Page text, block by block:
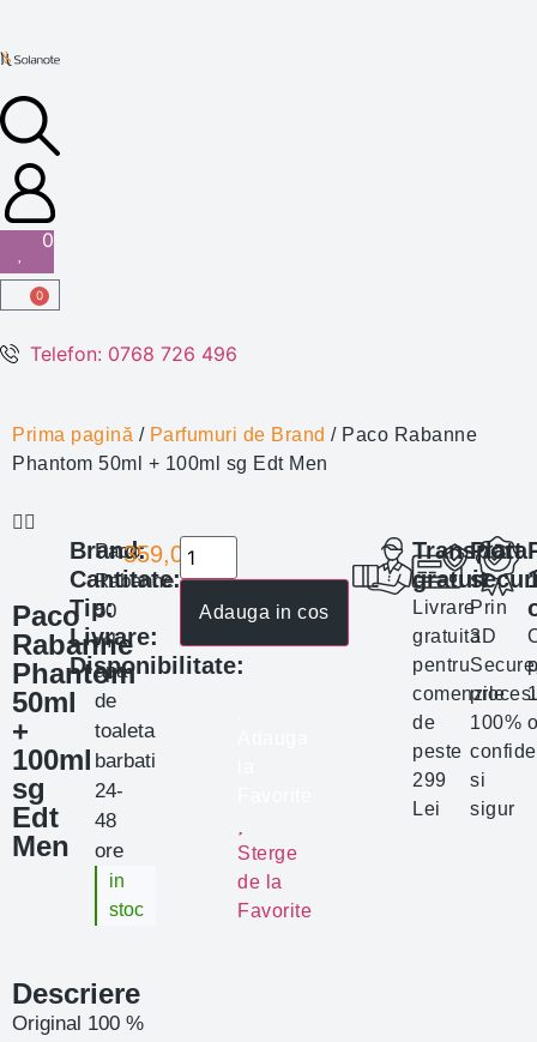
0
0
Telefon: 0768 726 496
Prima pagină / Parfumuri de Brand / Paco Rabanne
Phantom 50ml + 100ml sg Edt Men
Paco
Rabanne
Phantom
50ml
+
100ml
sg
Edt
Men
Brand:
Cantitate:
Tip:
Livrare:
Disponibilitate:
Paco
Rabanne
50
ml
apa
de
toaleta
barbati
24-
48
ore
in
stoc
359,00
Adauga in cos
Sterge
de la
Favorite
Transport
gratuit
Livrare
gratuita
pentru
comenzile
de
peste
299
Lei
Plata
Prin
3D
100%
si
sigur
Descriere
Original 100 %